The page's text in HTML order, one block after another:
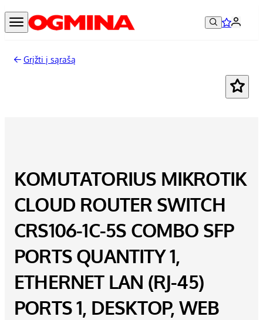
Grįžti į sąrašą
KOMUTATORIUS MIKROTIK
CLOUD ROUTER SWITCH
CRS106-1C-5S COMBO SFP
PORTS QUANTITY 1,
ETHERNET LAN (RJ-45)
PORTS 1, DESKTOP, WEB